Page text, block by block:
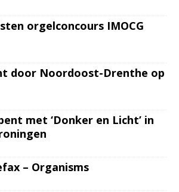
orgelconcours IMOCG
door Noordoost-Drenthe op
met ‘Donker en Licht’ in
– Organisms